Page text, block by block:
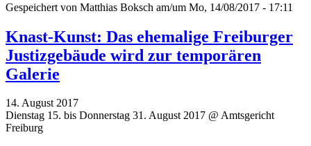
Gespeichert von Matthias Boksch am/um Mo, 14/08/2017 - 17:11
Knast-Kunst: Das ehemalige Freiburger
Justizgebäude wird zur temporären
Galerie
14. August 2017
Dienstag 15. bis Donnerstag 31. August 2017 @ Amtsgericht
Freiburg